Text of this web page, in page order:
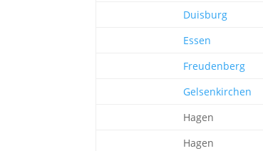
Duisburg
Essen
Freudenberg
Gelsenkirchen
Hagen
Hagen